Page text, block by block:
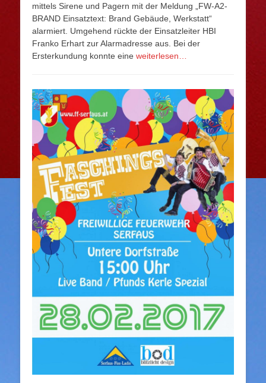
mittels Sirene und Pagern mit der Meldung „FW-A2-
BRAND Einsatztext: Brand Gebäude, Werkstatt“
alarmiert. Umgehend rückte der Einsatzleiter HBI
Franko Erhart zur Alarmadresse aus. Bei der
Ersterkundung konnte eine weiterlesen…